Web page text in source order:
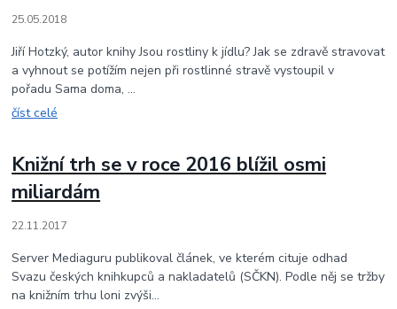
25.05.2018
Jiří Hotzký, autor knihy Jsou rostliny k jídlu? Jak se zdravě stravovat
a vyhnout se potížím nejen při rostlinné stravě vystoupil v
pořadu Sama doma, ...
číst celé
Knižní trh se v roce 2016 blížil osmi
miliardám
22.11.2017
Server Mediaguru publikoval článek, ve kterém cituje odhad
Svazu českých knihkupců a nakladatelů (SČKN). Podle něj se tržby
na knižním trhu loni zvýši...